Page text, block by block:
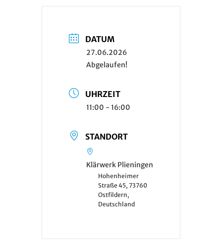
DATUM
27.06.2026
Abgelaufen!
UHRZEIT
11:00 - 16:00
STANDORT
Klärwerk Plieningen
Hohenheimer
Straße 45, 73760
Ostfildern,
Deutschland